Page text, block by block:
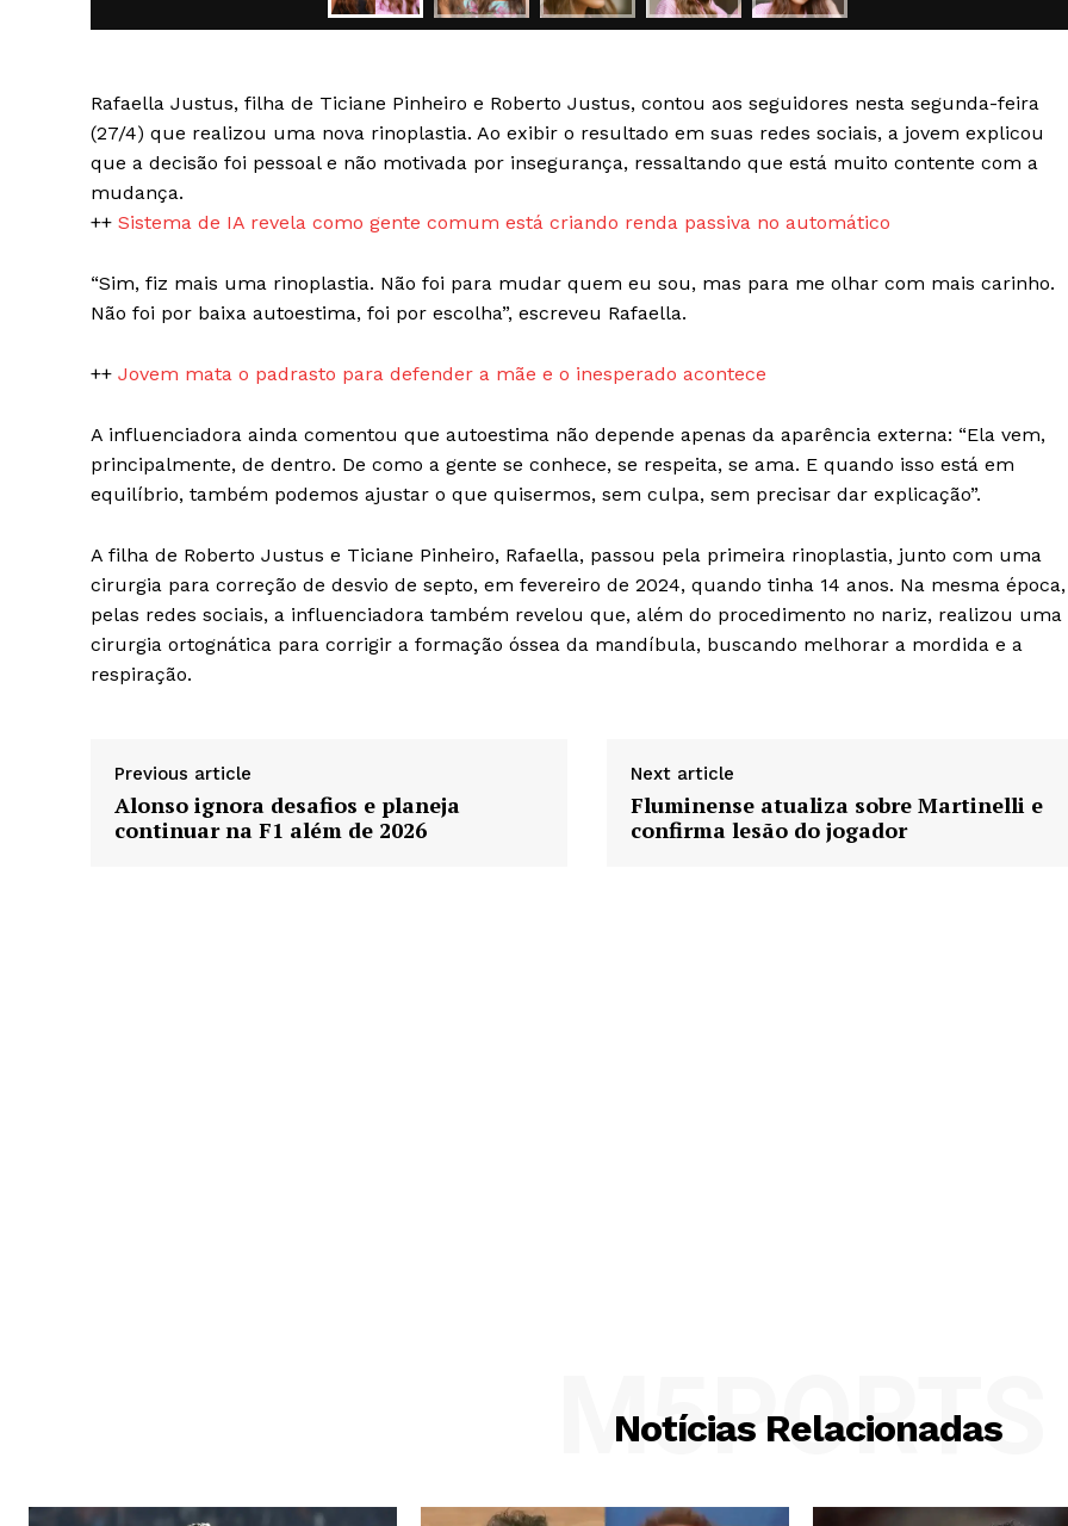
SAIBA MAIS
RSS
Rafaella Justus, filha de Ticiane Pinheiro e Roberto Justus, contou aos seguidores nesta segunda-feira
(27/4) que realizou uma nova rinoplastia. Ao exibir o resultado em suas redes sociais, a jovem explicou
que a decisão foi pessoal e não motivada por insegurança, ressaltando que está muito contente com a
mudança.
++ Sistema de IA revela como gente comum está criando renda passiva no automático
“Sim, fiz mais uma rinoplastia. Não foi para mudar quem eu sou, mas para me olhar com mais carinho.
Não foi por baixa autoestima, foi por escolha”, escreveu Rafaella.
++ Jovem mata o padrasto para defender a mãe e o inesperado acontece
A influenciadora ainda comentou que autoestima não depende apenas da aparência externa: “Ela vem,
principalmente, de dentro. De como a gente se conhece, se respeita, se ama. E quando isso está em
equilíbrio, também podemos ajustar o que quisermos, sem culpa, sem precisar dar explicação”.
A filha de Roberto Justus e Ticiane Pinheiro, Rafaella, passou pela primeira rinoplastia, junto com uma
cirurgia para correção de desvio de septo, em fevereiro de 2024, quando tinha 14 anos. Na mesma época,
pelas redes sociais, a influenciadora também revelou que, além do procedimento no nariz, realizou uma
cirurgia ortognática para corrigir a formação óssea da mandíbula, buscando melhorar a mordida e a
respiração.
Previous article
Alonso ignora desafios e planeja
continuar na F1 além de 2026
Next article
Fluminense atualiza sobre Martinelli e
confirma lesão do jogador
Notícias Relacionadas
M5PORTS